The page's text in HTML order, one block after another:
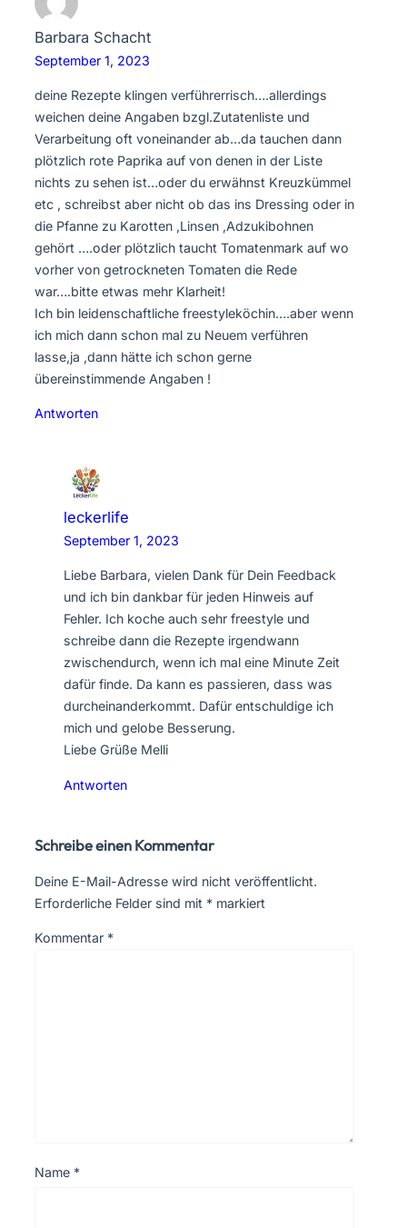
Barbara Schacht
September 1, 2023
deine Rezepte klingen verführerrisch….allerdings
weichen deine Angaben bzgl.Zutatenliste und
Verarbeitung oft voneinander ab…da tauchen dann
plötzlich rote Paprika auf von denen in der Liste
nichts zu sehen ist…oder du erwähnst Kreuzkümmel
etc , schreibst aber nicht ob das ins Dressing oder in
die Pfanne zu Karotten ,Linsen ,Adzukibohnen
gehört ….oder plötzlich taucht Tomatenmark auf wo
vorher von getrockneten Tomaten die Rede
war….bitte etwas mehr Klarheit!
Ich bin leidenschaftliche freestyleköchin….aber wenn
ich mich dann schon mal zu Neuem verführen
lasse,ja ,dann hätte ich schon gerne
übereinstimmende Angaben !
Antworten
leckerlife
September 1, 2023
Liebe Barbara, vielen Dank für Dein Feedback
und ich bin dankbar für jeden Hinweis auf
Fehler. Ich koche auch sehr freestyle und
schreibe dann die Rezepte irgendwann
zwischendurch, wenn ich mal eine Minute Zeit
dafür finde. Da kann es passieren, dass was
durcheinanderkommt. Dafür entschuldige ich
mich und gelobe Besserung.
Liebe Grüße Melli
Antworten
Schreibe einen Kommentar
Deine E-Mail-Adresse wird nicht veröffentlicht.
Erforderliche Felder sind mit * markiert
Kommentar *
Name *